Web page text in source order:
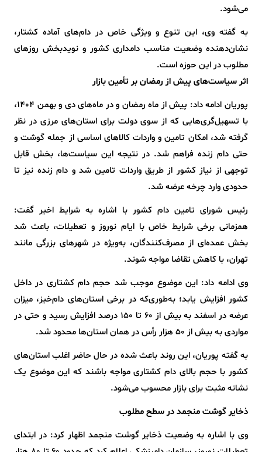
می‌شود.
به گفته وی، این تنوع و ویژگی خاص در دام‌های آماده کشتار،
نشان‌دهنده وضعیت مناسب دامداری کشور و نویدبخش روزهای
مطلوب در این حوزه است.
اثر سیاست‌های پیش از رمضان بر تأمین بازار
پوریان ادامه داد: پیش از ماه رمضان و در ماه‌های دی و بهمن ۱۴۰۴،
با تسهیل‌گری‌هایی که از سوی دولت برای استان‌های مرزی در نظر
گرفته شد، امکان تامین و واردات کالاهای اساسی از جمله گوشت و
حتی دام زنده فراهم شد. در نتیجه این سیاست‌ها، بخش قابل
توجهی از نیاز کشور از طریق واردات تامین شد و دام زنده نیز تا
حدودی وارد چرخه عرضه شد.
رئیس شورای تامین دام کشور با اشاره به شرایط اخیر گفت:
همزمانی برخی شرایط خاص با ایام نوروز و تعطیلات، باعث شد
بخش عمده‌ای از مصرف‌کنندگان، به‌ویژه در شهرهای بزرگی مانند
تهران، با کاهش تقاضا مواجه شوند.
وی ادامه داد: این موضوع موجب شد حجم دام کشتاری در داخل
کشور افزایش یابد؛ به‌طوری‌که در برخی استان‌های دام‌خیز، میزان
عرضه در اسفند به بیش از ۶۰ تا ۱۵۰ درصد افزایش رسید و حتی در
مواردی به بیش از ۵۰ هزار رأس در همان استان‌ها محدود شد.
به گفته پوریان، این روند باعث شده در حال حاضر اغلب استان‌های
کشور با حجم بالای دام کشتاری مواجه باشند که این موضوع یک
نشانه مثبت برای بازار محسوب می‌شود.
ذخایر گوشت منجمد در سطح مطلوب
وی با اشاره به وضعیت ذخایر گوشت منجمد اظهار کرد: در ابتدای